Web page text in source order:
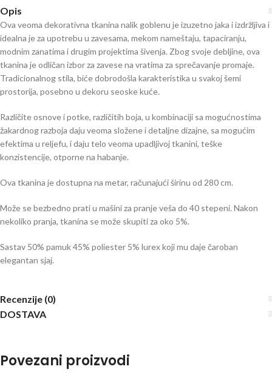
Opis
Ova veoma dekorativna tkanina nalik goblenu je izuzetno jaka i izdržljiva i
idealna je za upotrebu u zavesama, mekom nameštaju, tapaciranju,
modnim zanatima i drugim projektima šivenja. Zbog svoje debljine, ova
tkanina je odličan izbor za zavese na vratima za sprečavanje promaje.
Tradicionalnog stila, biće dobrodošla karakteristika u svakoj šemi
prostorija, posebno u dekoru seoske kuće.
Različite osnove i potke, različitih boja, u kombinaciji sa mogućnostima
žakardnog razboja daju veoma složene i detaljne dizajne, sa mogućim
efektima u reljefu, i daju telo veoma upadljivoj tkanini, teške
konzistencije, otporne na habanje.
Ova tkanina je dostupna na metar, računajući širinu od 280 cm.
Može se bezbedno prati u mašini za pranje veša do 40 stepeni. Nakon
nekoliko pranja, tkanina se može skupiti za oko 5%.
Sastav 50% pamuk 45% poliester 5% lurex koji mu daje čaroban
elegantan sjaj.
Recenzije (0)
DOSTAVA
Povezani proizvodi